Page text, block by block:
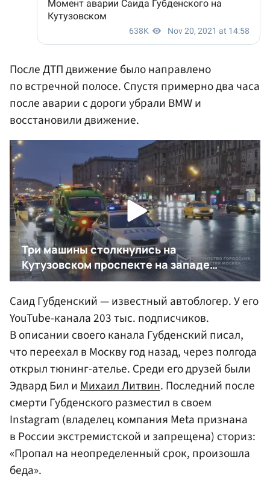
После ДТП движение было направлено
по встречной полосе. Спустя примерно два часа
после аварии с дороги убрали BMW и
восстановили движение.
Саид Губденский — известный автоблогер. У его
YouTube-канала 203 тыс. подписчиков.
В описании своего канала Губденский писал,
что переехал в Москву год назад, через полгода
открыл тюнинг-ателье. Среди его друзей были
Эдвард Бил иМихаил Литвин. Последний после
смерти Губденского разместил в своем
Instagram (владелец компания Meta признана
в России экстремистской и запрещена) сториз:
«Пропал на неопределенный срок, произошла
беда».